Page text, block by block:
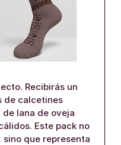
Recibirás un
de calcetines
lana de oveja
Este pack no
que representa